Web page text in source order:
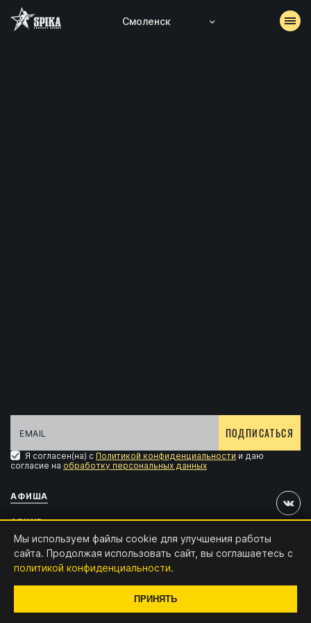
Смоленск
Мы используем файлы cookie для улучшения работы
сайта. Продолжая использовать сайт, вы соглашаетесь с
политикой конфиденциальности.
ПРИНЯТЬ
ПОДПИСАТЬСЯ
Я согласен(на) с Политикой конфиденциальности и даю
согласие на обработку персональных данных
АФИША
АРХИВ
АККРЕДИТАЦИЯ
КОНТАКТЫ
x4.digital